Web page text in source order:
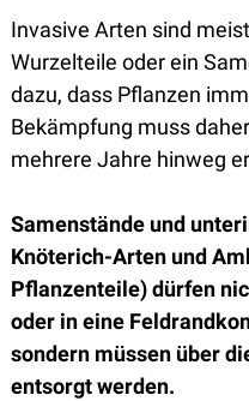
Invasive Arten sind
Wurzelteile oder ein
dazu, dass Pflanzen
Bekämpfung muss
mehrere Jahre hinweg
Samenstände und
Knöterich-Arten und
Pflanzenteile) dürfen
oder in eine
sondern müssen über
entsorgt werden.